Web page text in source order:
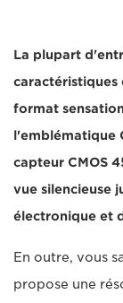
La plupart
caractéristiques
format
l'emblématique
capteur CMOS
vue silencieuse
électronique et
En outre, vous
propose une